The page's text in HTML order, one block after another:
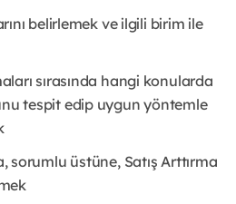
belirlemek ve ilgili birim ile
sırasında hangi konularda
tespit edip uygun yöntemle
sorumlu üstüne, Satış Arttırma